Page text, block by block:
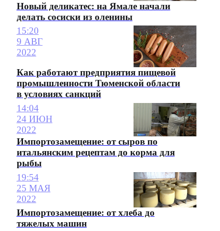
Новый деликатес: на Ямале начали
делать сосиски из оленины
15:20
9 АВГ
2022
Как работают предприятия пищевой
промышленности Тюменской области
в условиях санкций
14:04
24 ИЮН
2022
Импортозамещение: от сыров по
итальянским рецептам до корма для
рыбы
19:54
25 МАЯ
2022
Импортозамещение: от хлеба до
тяжелых машин